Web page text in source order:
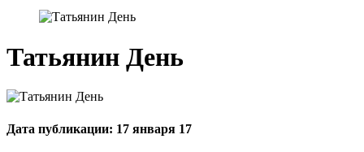
Татьянин День
Дата публикации: 17 января 17